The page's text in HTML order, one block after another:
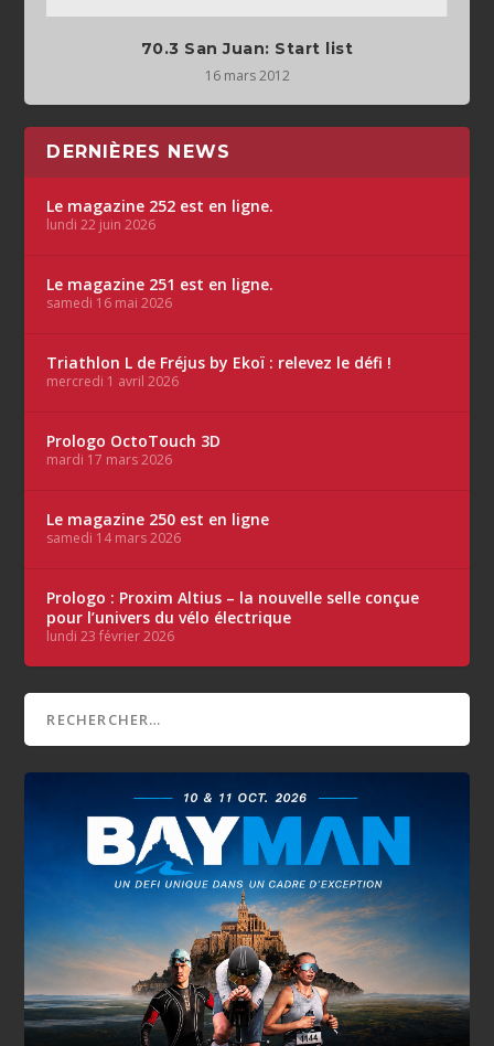
70.3 San Juan: Start list
16 mars 2012
DERNIÈRES NEWS
Le magazine 252 est en ligne.
lundi 22 juin 2026
Le magazine 251 est en ligne.
samedi 16 mai 2026
Triathlon L de Fréjus by Ekoï : relevez le défi !
mercredi 1 avril 2026
Prologo OctoTouch 3D
mardi 17 mars 2026
Le magazine 250 est en ligne
samedi 14 mars 2026
Prologo : Proxim Altius – la nouvelle selle conçue
pour l’univers du vélo électrique
lundi 23 février 2026